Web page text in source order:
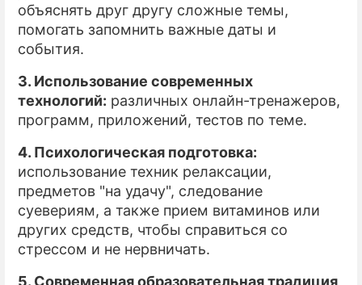
объяснять друг другу сложные темы,
помогать запомнить важные даты и
события.
3. Использование современных
технологий: различных онлайн-тренажеров,
программ, приложений, тестов по теме.
4. Психологическая подготовка:
использование техник релаксации,
предметов "на удачу", следование
суевериям, а также прием витаминов или
других средств, чтобы справиться со
стрессом и не нервничать.
5. Современная образовательная традиция